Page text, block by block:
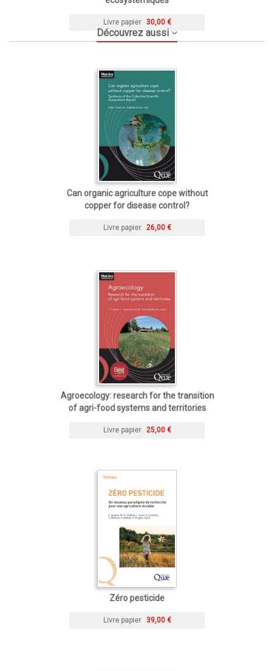
Livre papier 30,00 €
Découvrez aussi
Can organic agriculture cope without
copper for disease control?
Livre papier 26,00 €
Agroecology: research for the transition
of agri-food systems and territories
Livre papier 25,00 €
Zéro pesticide
Livre papier 39,00 €